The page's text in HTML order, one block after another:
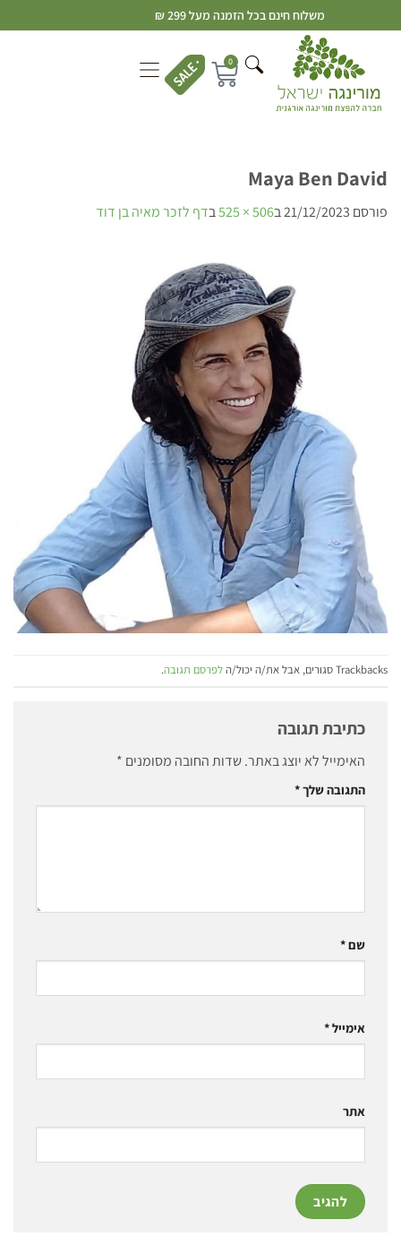
משלוח חינם בכל הזמנה מעל 299 ₪
0
Maya Ben David
פורסם 21/12/2023ב506 × 525 בדף לזכר מאיה בן דוד
Trackbacks סגורים, אבל את/ה יכול/ה לפרסם תגובה.
כתיבת תגובה
האימייל לא יוצג באתר.שדות החובה מסומנים *
התגובה שלך*
שם*
אימייל*
אתר